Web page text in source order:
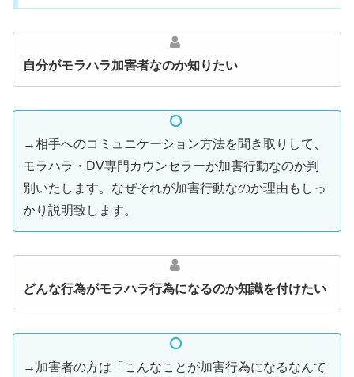
自分がモラハラ加害者なのか知りたい
→相手へのコミュニケーション方法を聞き取りして、
モラハラ・DV専門カウンセラーが加害行動なのか判
別いたします。なぜそれが加害行動なのか理由もしっ
かり説明致します。
どんな行為がモラハラ行為になるのか知識を付けたい
→加害者の方は「こんなことが加害行為になるなんて